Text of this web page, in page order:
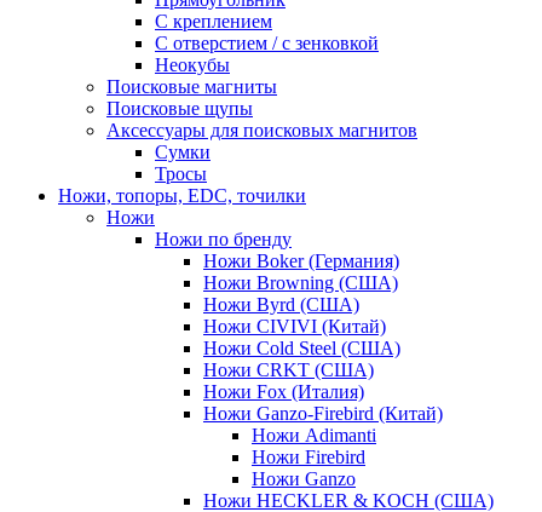
С креплением
С отверстием / с зенковкой
Неокубы
Поисковые магниты
Поисковые щупы
Аксессуары для поисковых магнитов
Сумки
Тросы
Ножи, топоры, EDC, точилки
Ножи
Ножи по бренду
Ножи Boker (Германия)
Ножи Browning (США)
Ножи Byrd (США)
Ножи CIVIVI (Китай)
Ножи Cold Steel (США)
Ножи CRKT (США)
Ножи Fox (Италия)
Ножи Ganzo-Firebird (Китай)
Ножи Adimanti
Ножи Firebird
Ножи Ganzo
Ножи HECKLER & KOCH (США)